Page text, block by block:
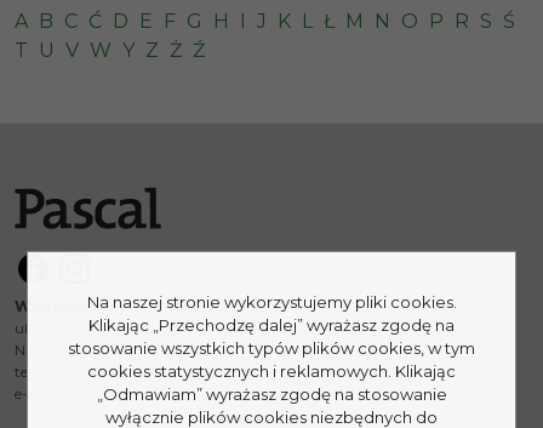
A B C Ć D E F G H I J K L Ł M N O P R S Ś
T
U V W Y Z Ż Ź
Wydawnictwo Pascal Sp. z o.o.
ul. Zapora 25, 43-382 Bielsko-Biała
NIP 521-29-68-973
tel. +48 33 82 82 828
e-mail:
pascal@pascal.pl
Na naszej stronie wykorzystujemy pliki cookies.
Klikając „Przechodzę dalej” wyrażasz zgodę na
stosowanie wszystkich typów plików cookies, w tym
cookies statystycznych i reklamowych. Klikając
„Odmawiam” wyrażasz zgodę na stosowanie
wyłącznie plików cookies niezbędnych do